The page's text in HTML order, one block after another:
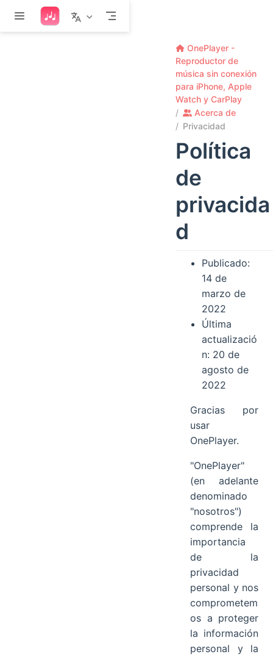
Saltar al contenido principal
OnePlayer -
Reproductor de
música sin conexión
para iPhone, Apple
Watch y CarPlay
Acerca de
Privacidad
Política
de
privacida
d
Publicado:
14 de
marzo de
2022
Última
actualizació
n: 20 de
agosto de
2022
Gracias por
usar
OnePlayer.
"OnePlayer"
(en adelante
denominado
"nosotros")
comprende la
importancia
de la
privacidad
personal y nos
comprometem
os a proteger
la información
personal y la